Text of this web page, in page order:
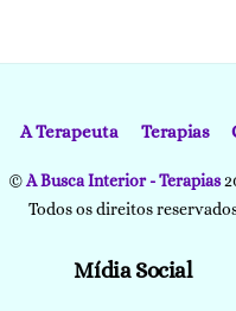
A Terapeuta Terapias
©A Busca Interior - Terapias
Todos os direitos
Mídia Social